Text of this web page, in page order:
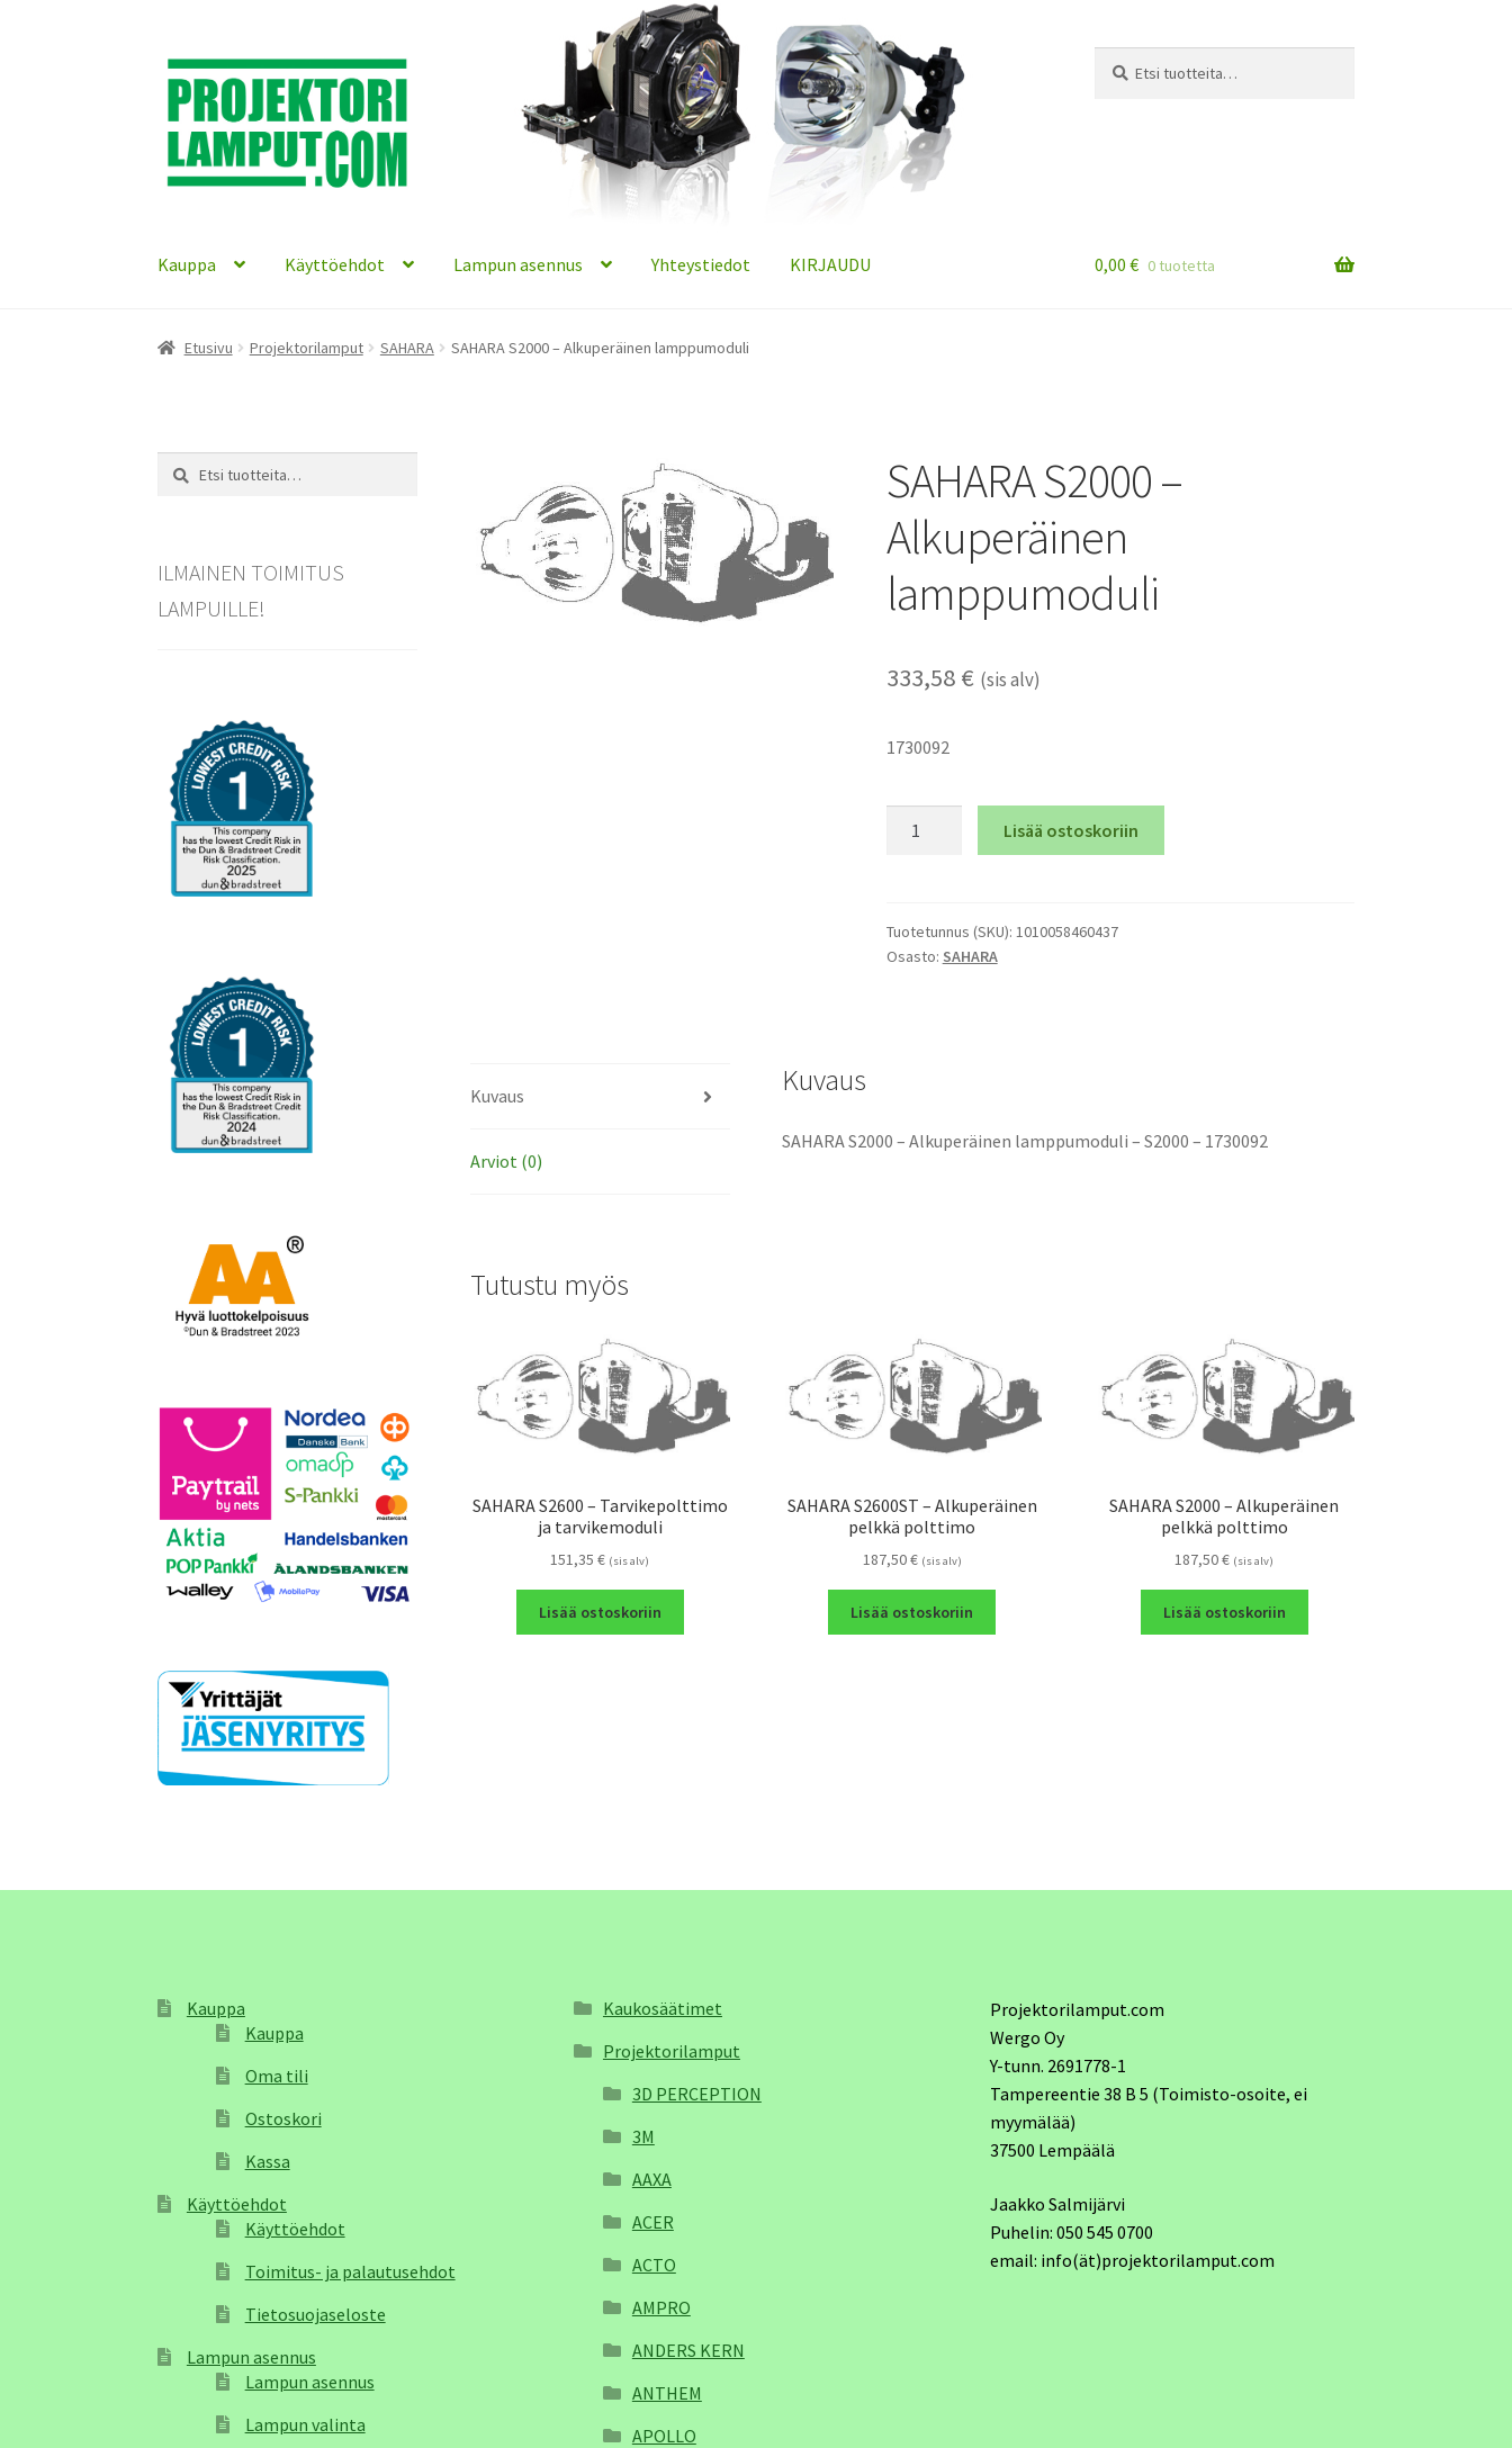
Siirry
navigointiin
Siirry
sisältöön
Kauppa Käyttöehdot Lampun asennus Yhteystiedot KIRJAUDU 0,00 € 0 tuotetta
Etusivu Projektorilamput SAHARA SAHARA S2000 – Alkuperäinen lamppumoduli
SAHARA S2000 –
Alkuperäinen
lamppumoduli
333,58 € (sis alv)
1730092
lamppumoduli
määrä
Lisää ostoskoriin
Tuotetunnus (SKU): 1010058460437
Osasto: SAHARA
Kuvaus
Arviot (0)
Kuvaus
SAHARA S2000 – Alkuperäinen lamppumoduli – S2000 – 1730092
Tutustu myös
SAHARA S2600 – Tarvikepolttimo
ja tarvikemoduli
151,35€ (sis alv)
Lisää ostoskoriin
SAHARA S2600ST – Alkuperäinen
pelkkä polttimo
187,50€ (sis alv)
Lisää ostoskoriin
SAHARA S2000 – Alkuperäinen
pelkkä polttimo
187,50€ (sis alv)
Lisää ostoskoriin
Etsi:
Haku
ILMAINEN TOIMITUS
LAMPUILLE!
Kauppa
Kauppa
Oma tili
Ostoskori
Kassa
Käyttöehdot
Käyttöehdot
Toimitus- ja palautusehdot
Tietosuojaseloste
Lampun asennus
Lampun asennus
Lampun valinta
Kaukosäätimet
Projektorilamput
3D PERCEPTION
3M
AAXA
ACER
ACTO
AMPRO
ANDERS KERN
ANTHEM
APOLLO
Projektorilamput.com
Wergo Oy
Y-tunn. 2691778-1
Tampereentie 38 B 5 (Toimisto-osoite, ei
myymälää)
37500 Lempäälä
Jaakko Salmijärvi
Puhelin: 050 545 0700
email: info(ät)projektorilamput.com